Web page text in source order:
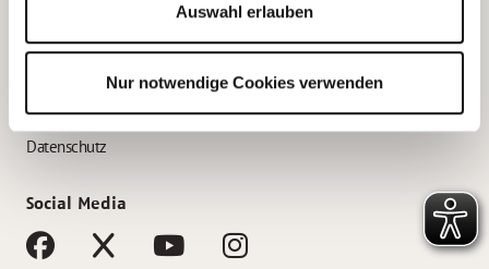
Auswahl erlauben
Nur notwendige Cookies verwenden
AWO Gliederungen nach Bundesland
Impressum
Datenschutz
Social Media